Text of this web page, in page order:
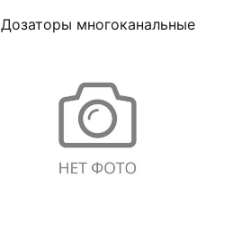
Дозаторы многоканальные